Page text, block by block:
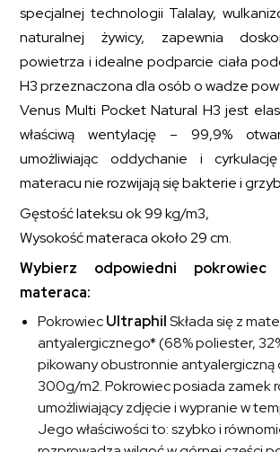
specjalnej technologii Talalay,
naturalnej żywicy, zapewnia
powietrza i idealne podparcie ciała
H3 przeznaczona dla osób o wadze
Venus Multi Pocket Natural H3 jest
właściwą wentylację – 99,9%
umożliwiając oddychanie i
materacu nie rozwijają się bakterie i
Gęstość lateksu ok 99 kg/m3,
Wysokość materaca około 29 cm.
Wybierz odpowiedni
materaca:
PokrowiecUltraphilSkłada się z
antyalergicznego* (68% poliester,
pikowany obustronnie antyalergiczną
300g/m2. Pokrowiec posiada zamek
umożliwiający zdjęcie i wypranie w
Jego właściwości to: szybko i